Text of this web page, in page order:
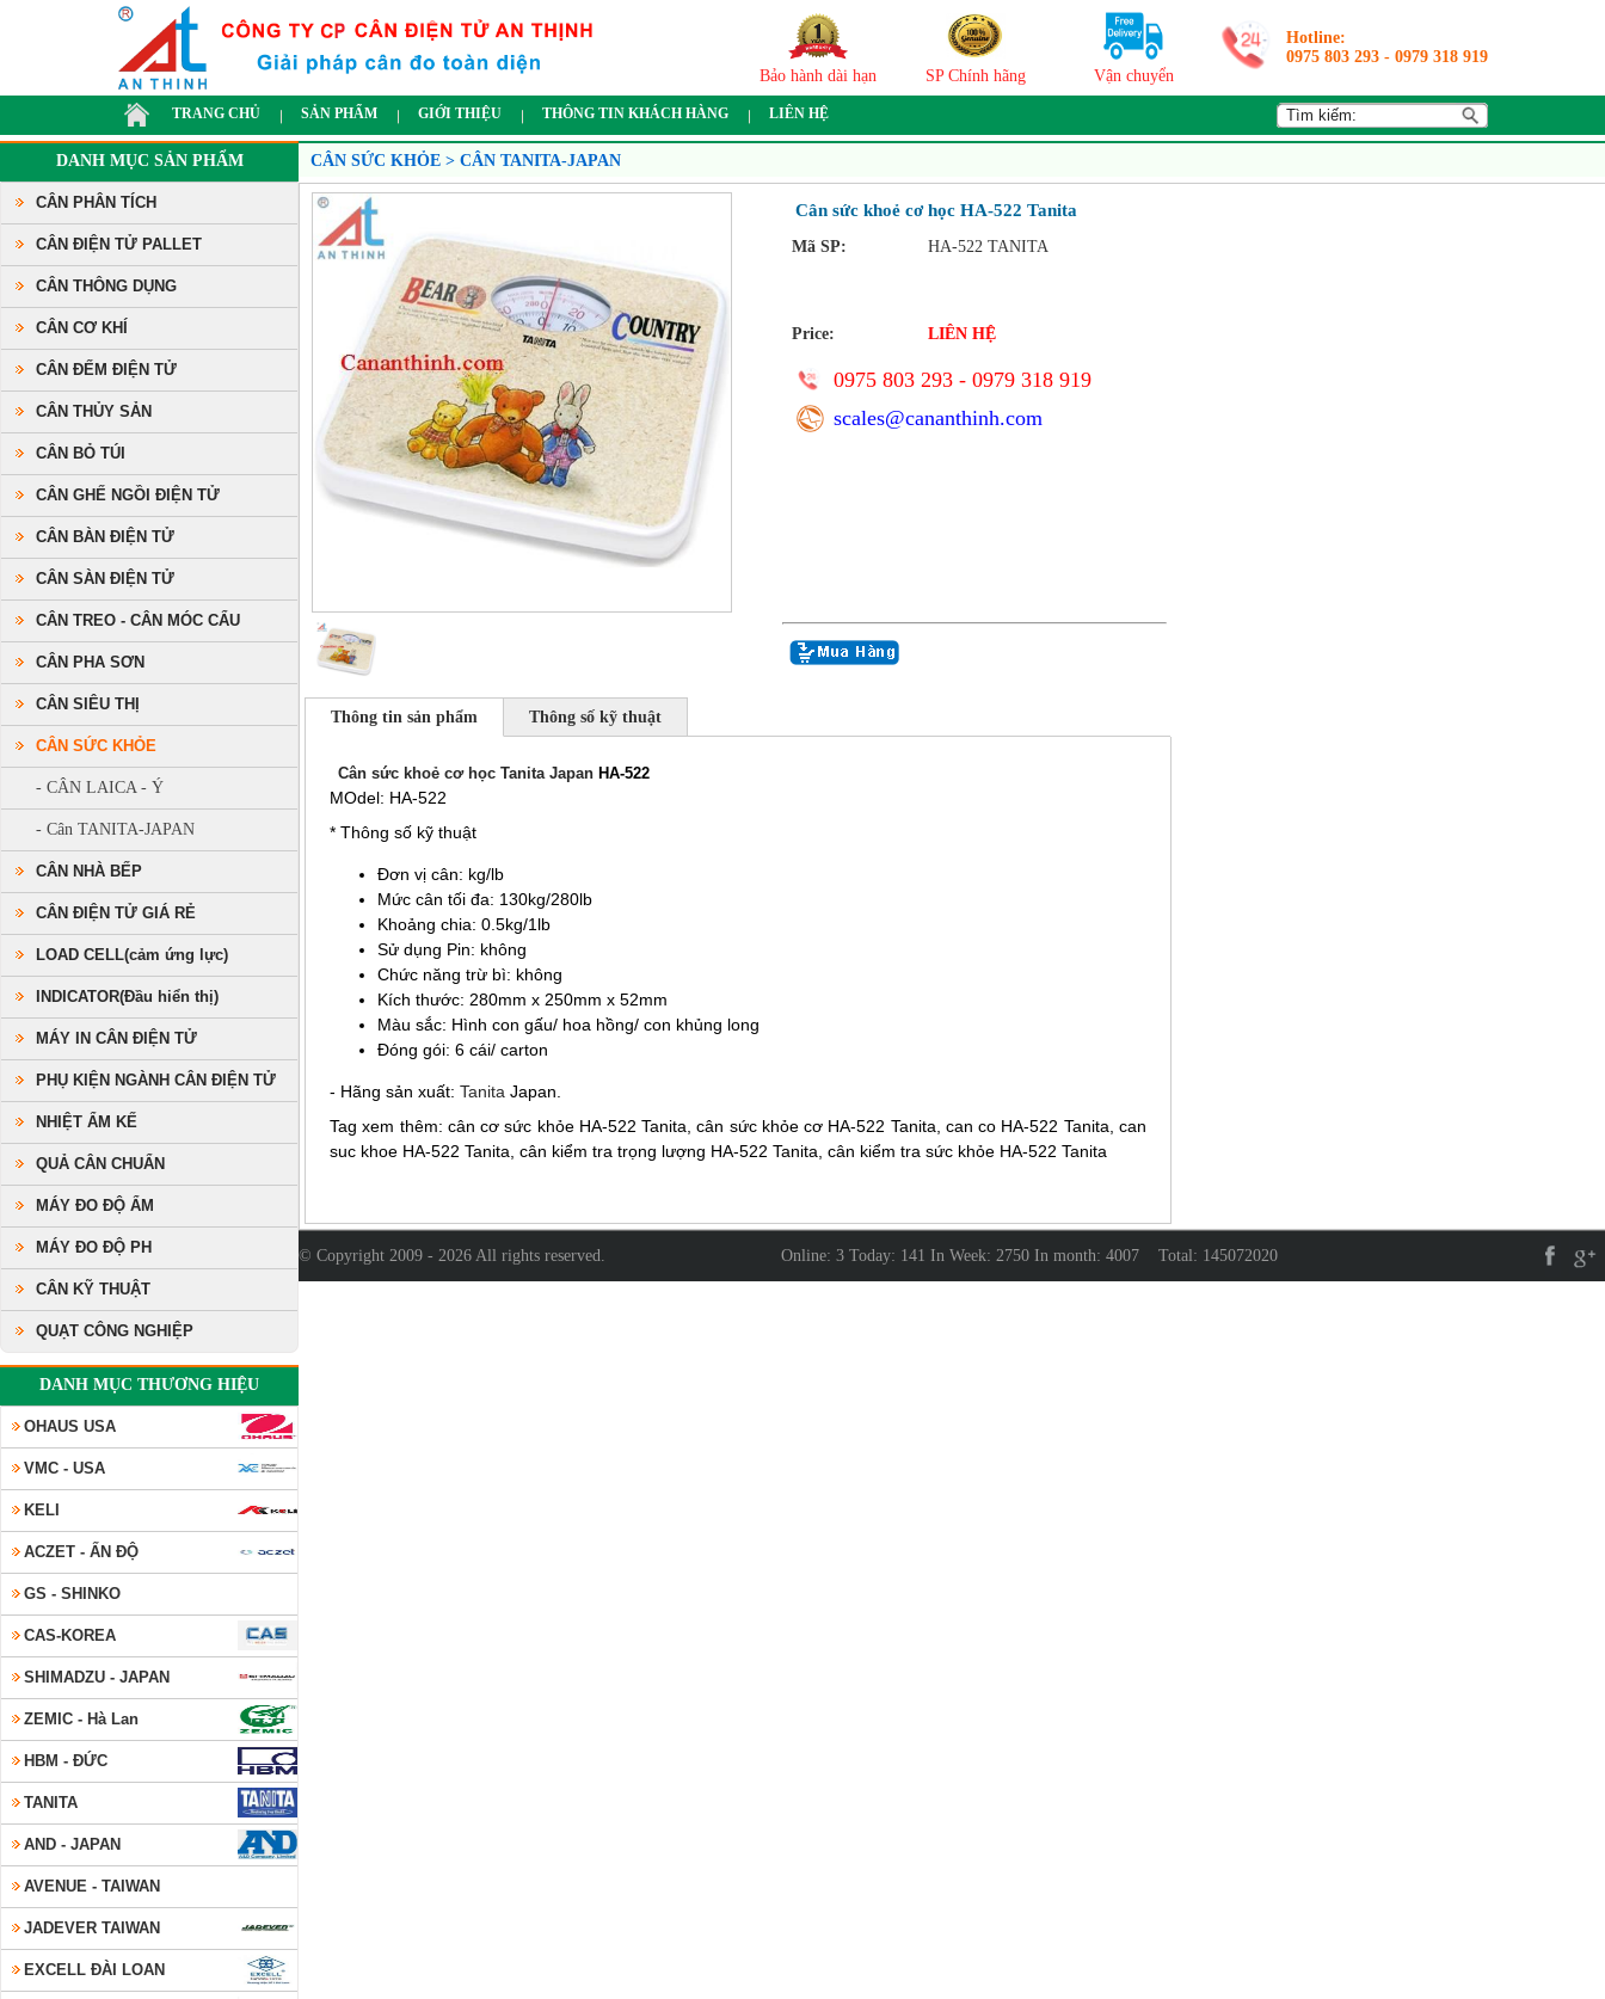
Bảo hành dài hạn SP Chính hãng Vận chuyển
Hotline:
0975 803 293 - 0979 318 919
TRANG CHỦ SẢN PHẨM GIỚI THIỆU THÔNG TIN KHÁCH HÀNG LIÊN HỆ
DANH MỤC SẢN PHẨM
CÂN PHÂN TÍCH
CÂN ĐIỆN TỬ PALLET
CÂN THÔNG DỤNG
CÂN CƠ KHÍ
CÂN ĐẾM ĐIỆN TỬ
CÂN THỦY SẢN
CÂN BỎ TÚI
CÂN GHẾ NGỒI ĐIỆN TỬ
CÂN BÀN ĐIỆN TỬ
CÂN SÀN ĐIỆN TỬ
CÂN TREO - CÂN MÓC CẨU
CÂN PHA SƠN
CÂN SIÊU THỊ
CÂN SỨC KHỎE
- CÂN LAICA - Ý
- Cân TANITA-JAPAN
CÂN NHÀ BẾP
CÂN ĐIỆN TỬ GIÁ RẺ
LOAD CELL(cảm ứng lực)
INDICATOR(Đầu hiển thị)
MÁY IN CÂN ĐIỆN TỬ
PHỤ KIỆN NGÀNH CÂN ĐIỆN TỬ
NHIỆT ẨM KẾ
QUẢ CÂN CHUẨN
MÁY ĐO ĐỘ ẨM
MÁY ĐO ĐỘ PH
CÂN KỸ THUẬT
QUẠT CÔNG NGHIỆP
DANH MỤC THƯƠNG HIỆU
OHAUS USA
VMC - USA
KELI
ACZET - ẤN ĐỘ
GS - SHINKO
CAS-KOREA
SHIMADZU - JAPAN
ZEMIC - Hà Lan
HBM - ĐỨC
TANITA
AND - JAPAN
AVENUE - TAIWAN
JADEVER TAIWAN
EXCELL ĐÀI LOAN
CÂN SỨC KHỎE > CÂN TANITA-JAPAN
Cân sức khoẻ cơ học HA-522 Tanita
Mã SP: HA-522 TANITA
Price: LIÊN HỆ
0975 803 293 - 0979 318 919
scales@cananthinh.com
Thông tin sản phẩm Thông số kỹ thuật
Cân sức khoẻ cơ học Tanita Japan HA-522
MOdel: HA-522
* Thông số kỹ thuật
Đơn vị cân: kg/lb
Mức cân tối đa: 130kg/280lb
Khoảng chia: 0.5kg/1lb
Sử dụng Pin: không
Chức năng trừ bì: không
Kích thước: 280mm x 250mm x 52mm
Màu sắc: Hình con gấu/ hoa hồng/ con khủng long
Đóng gói: 6 cái/ carton
- Hãng sản xuất: Tanita Japan.
Tag xem thêm: cân cơ sức khỏe HA-522 Tanita, cân sức khỏe cơ HA-522 Tanita, can co HA-522 Tanita, can
suc khoe HA-522 Tanita, cân kiểm tra trọng lượng HA-522 Tanita, cân kiểm tra sức khỏe HA-522 Tanita
© Copyright 2009 - 2026 All rights reserved. Online: 3 Today: 141 In Week: 2750 In month: 4007 Total: 145072020